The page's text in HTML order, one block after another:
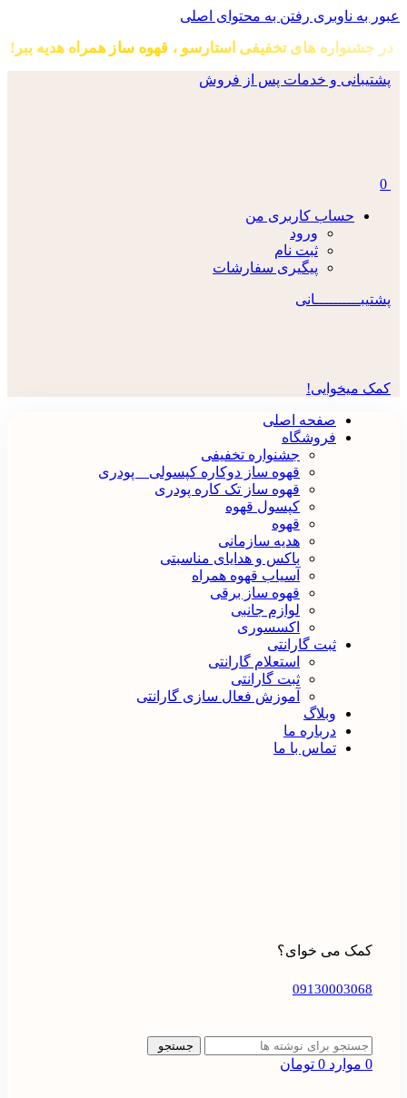
عبور به ناوبری رفتن به محتوای اصلی
در جشنواره های تخفیفی استارسو ، قهوه ساز همراه هدیه ببر!
پشتیبانی و خدمات پس از فروش
0
حساب کاربری من
ورود
ثبت نام
پیگیری سفارشات
پشتیبــــــــــانی
کمک میخوایی!
صفحه اصلی
فروشگاه
جشنواره تخفیفی
قهوه ساز دوکاره کپسولی _ پودری
قهوه‌ ساز تک کاره پودری
کپسول قهوه
قهوه
هدیه سازمانی
باکس و هدایای مناسبتی
آسیاب قهوه همراه
قهوه ساز برقی
لوازم جانبی
اکسسوری
ثبت گارانتی
استعلام گارانتی
ثبت گارانتی
آموزش فعال سازی گارانتی
وبلاگ
درباره ما
تماس با ما
کمک می خوای؟
09130003068
جستجو
0 موارد 0 تومان